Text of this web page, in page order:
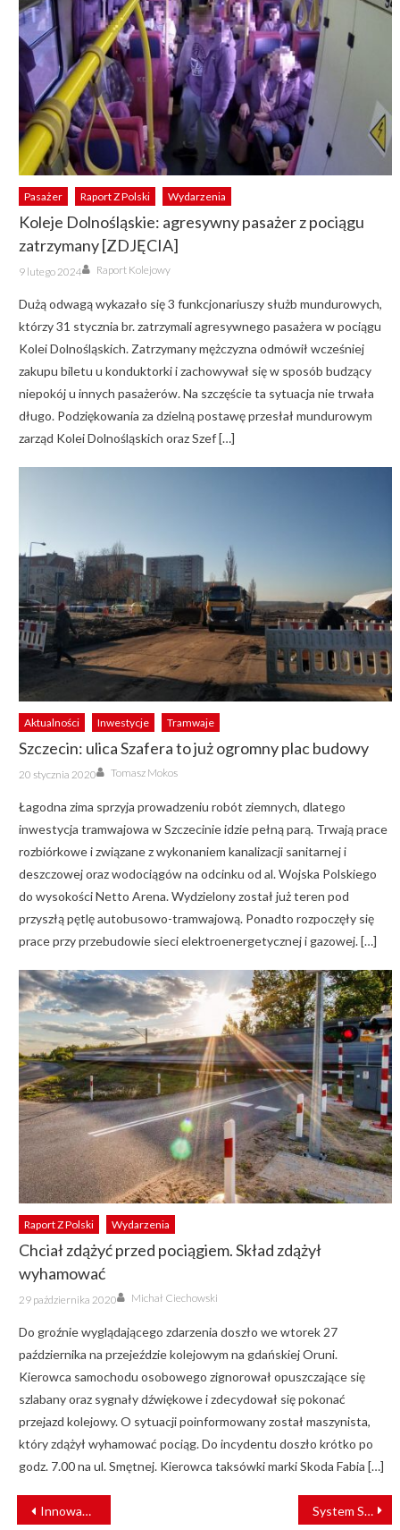
Pasażer Raport Z Polski Wydarzenia
Koleje Dolnośląskie: agresywny pasażer z pociągu
zatrzymany [ZDJĘCIA]
Posted
on
9 lutego 2024 Author
Raport Kolejowy
Dużą odwagą wykazało się 3 funkcjonariuszy służb mundurowych,
którzy 31 stycznia br. zatrzymali agresywnego pasażera w pociągu
Kolei Dolnośląskich. Zatrzymany mężczyzna odmówił wcześniej
zakupu biletu u konduktorki i zachowywał się w sposób budzący
niepokój u innych pasażerów. Na szczęście ta sytuacja nie trwała
długo. Podziękowania za dzielną postawę przesłał mundurowym
zarząd Kolei Dolnośląskich oraz Szef […]
Aktualności Inwestycje Tramwaje
Szczecin: ulica Szafera to już ogromny plac budowy
Posted
on
20 stycznia 2020 Author
Tomasz Mokos
Łagodna zima sprzyja prowadzeniu robót ziemnych, dlatego
inwestycja tramwajowa w Szczecinie idzie pełną parą. Trwają prace
rozbiórkowe i związane z wykonaniem kanalizacji sanitarnej i
deszczowej oraz wodociągów na odcinku od al. Wojska Polskiego
do wysokości Netto Arena. Wydzielony został już teren pod
przyszłą pętlę autobusowo-tramwajową. Ponadto rozpoczęły się
prace przy przebudowie sieci elektroenergetycznej i gazowej. […]
Raport Z Polski Wydarzenia
Chciał zdążyć przed pociągiem. Skład zdążył
wyhamować
Posted
on
29 października 2020 Author
Michał Ciechowski
Do groźnie wyglądającego zdarzenia doszło we wtorek 27
października na przejeździe kolejowym na gdańskiej Oruni.
Kierowca samochodu osobowego zignorował opuszczające się
szlabany oraz sygnały dźwiękowe i zdecydował się pokonać
przejazd kolejowy. O sytuacji poinformowany został maszynista,
który zdążył wyhamować pociąg. Do incydentu doszło krótko po
godz. 7.00 na ul. Smętnej. Kierowca taksówki marki Skoda Fabia […]
NAWIGACJA
WPISU
Innowacyjny produkt Kolejowych Zakładów Łączności uzyskał świadectwo dopuszczenia! System SAP TMS usprawni działania PKP CARGO S.A.